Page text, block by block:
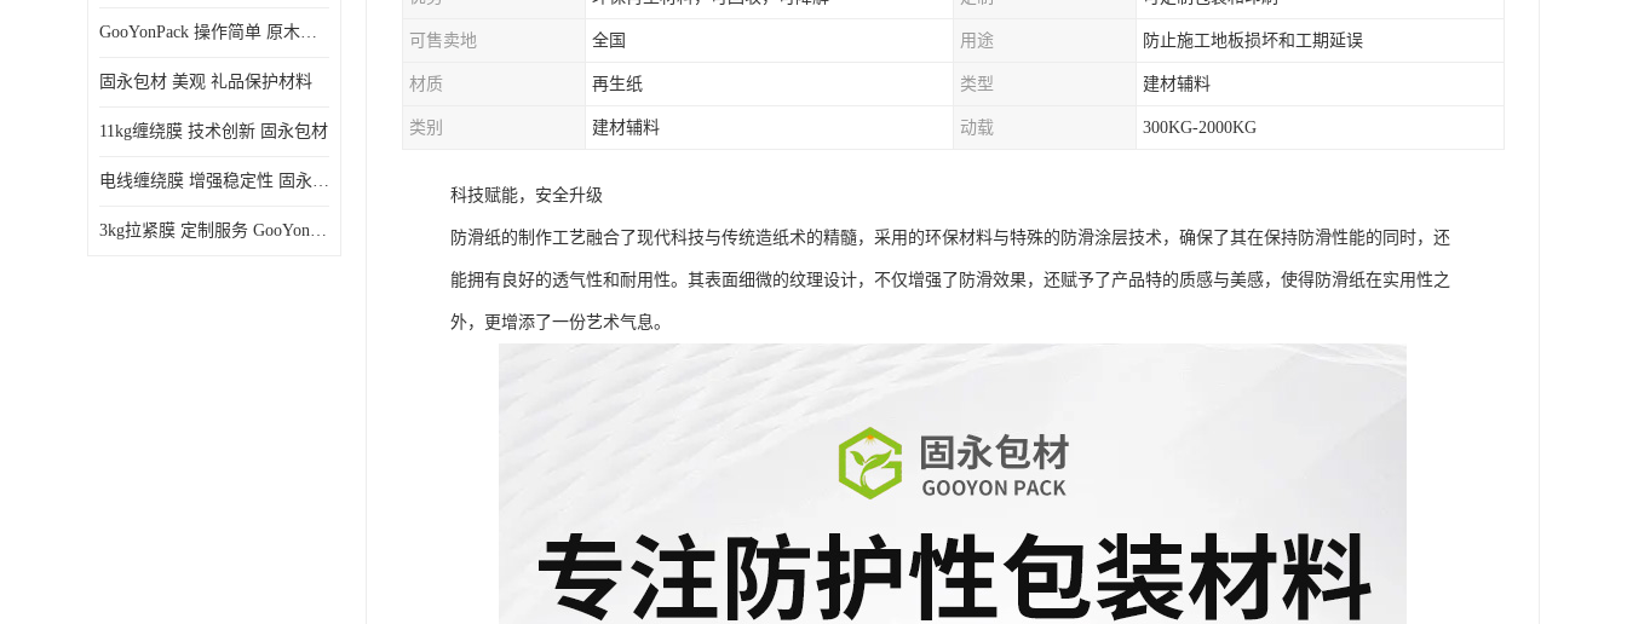
GooYonPack 操作简单 原木浆蜂巢网格纸
固永包材 美观 礼品保护材料
11kg缠绕膜 技术创新 固永包材
电线缠绕膜 增强稳定性 固永包材
3kg拉紧膜 定制服务 GooYonPack
可售卖地 全国 用途 防止施工地板损坏和工期延误
材质 再生纸 类型 建材辅料
类别 建材辅料 动载 300KG-2000KG
科技赋能，安全升级
防滑纸的制作工艺融合了现代科技与传统造纸术的精髓，采用的环保材料与特殊的防滑涂层技术，确保了其在保持防滑性能的同时，还
能拥有良好的透气性和耐用性。其表面细微的纹理设计，不仅增强了防滑效果，还赋予了产品特的质感与美感，使得防滑纸在实用性之
外，更增添了一份艺术气息。